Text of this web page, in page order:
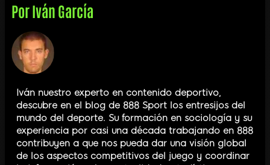
PorIván García
Iván nuestro experto en contenido deportivo,
descubre en el blog de 888 Sport los entresijos del
mundo del deporte. Su formación en sociología y su
experiencia por casi una década trabajando en 888
contribuyen a que nos pueda dar una visión global
de los aspectos competitivos del juego y coordinar